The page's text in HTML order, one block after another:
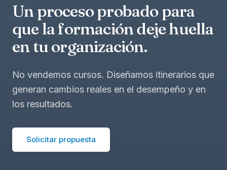
Un proceso probado para
que la formación deje huella
en tu organización.
No vendemos cursos. Diseñamos itinerarios que
generan cambios reales en el desempeño y en
los resultados.
Solicitar propuesta